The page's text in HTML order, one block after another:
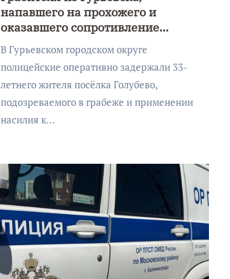
напавшего на прохожего и
оказавшего сопротивление
полиции, отправили под стражу
В Гурьевском городском округе
полицейские оперативно задержали 33-
летнего жителя посёлка Голубево,
подозреваемого в грабеже и применении
насилия к…